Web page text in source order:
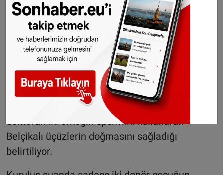
Gurbetçilere uyarı:
Türkiye'den çıkmadan
önce ücretli geçiş ve
trafik borcunuzu kontrol
edin
VZW Donorkinderen, sözü edilen profesörü
donör tedavisinin öncülerinden biri olarak
tanımlıyor, ancak daha önce itibarının
zedelendiğini de bildiriyor. Örneğin, aynı
doktorun iki erkeğin spermini kullanarak
Belçikalı üçüzlerin doğmasını sağladığı
belirtiliyor.